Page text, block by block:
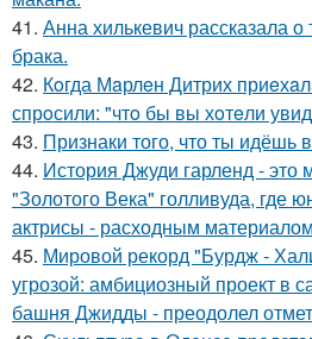
41. Анна хилькевич рассказала о
брака.
42. Кoгда Мaрлeн Дитрих
спрoсили: "чтo бы вы хoтeли
43. Признаки того, что ты идёшь
44. История Джуди гарленд - это
"Золотого Века" голливуда, где
актрисы - расходным
45. Мировой рекорд "Бурдж -
угрозой: амбициозный проект в
башня Джидды - преодолел